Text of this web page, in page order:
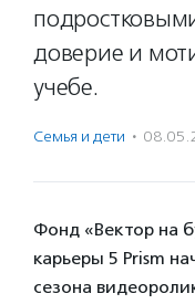
доверие и
учебе.
Семья и дети ·
Фонд «Вектор на
карьеры 5 Prism
сезона